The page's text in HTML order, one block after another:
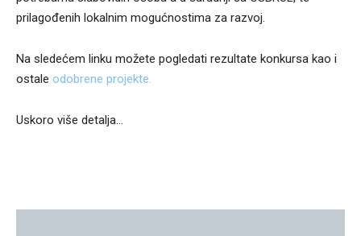
prilagođenih lokalnim mogućnostima za razvoj.
Na sledećem linku možete pogledati rezultate konkursa kao i
ostale odobrene projekte.
Uskoro više detalja…